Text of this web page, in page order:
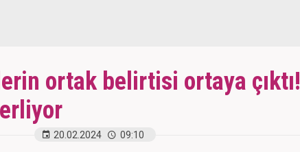
ortak belirtisi ortaya çıktı!
20.02.2024 09:10